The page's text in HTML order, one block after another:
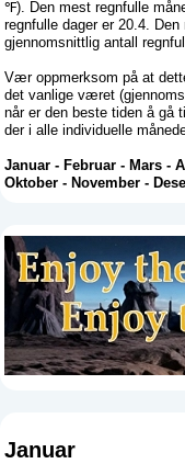
℉). Den mest regnfulle
regnfulle dager er 20.4.
gjennomsnittlig antall
Vær oppmerksom på at
det vanlige været
når er den beste tiden å
der i alle individuelle
Januar -Februar -Mars -
Oktober -November -
Januar